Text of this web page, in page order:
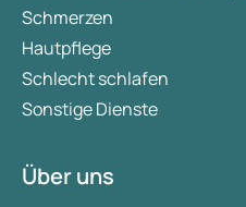
Schmerzen
Hautpflege
Schlecht schlafen
Sonstige Dienste
Über uns